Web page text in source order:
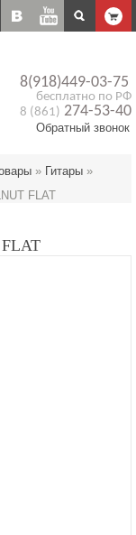
8(918)449-03-75
бесплатно по РФ
8 (861) 274-53-40
Обратный звонок
» Гитары »
FLAT